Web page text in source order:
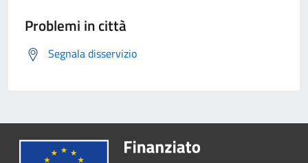
Problemi in città
Segnala disservizio